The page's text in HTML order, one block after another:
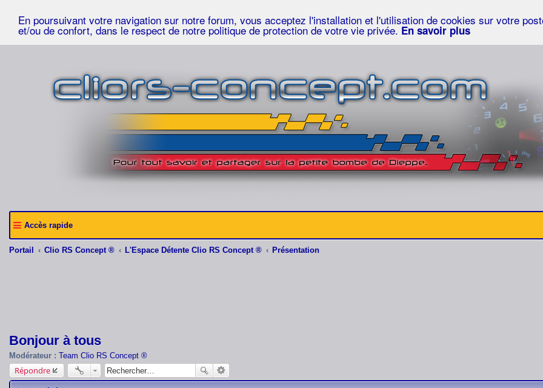
En poursuivant votre navigation sur notre forum, vous acceptez l'installation et l'utilisation de cookies sur votre
et/ou de confort, dans le respect de notre politique de protection de votre vie privée. En savoir plus
Accès rapide
Portail Clio RS Concept ® L'Espace Détente Clio RS Concept ® Présentation
Bonjour à tous
Modérateur : Team Clio RS Concept ®
Répondre